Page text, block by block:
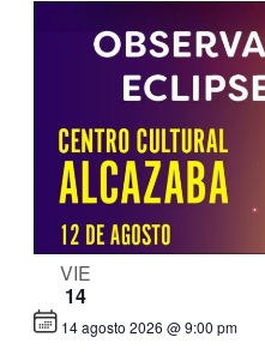
VIE
14
14 agosto 2026 @ 9:00 pm